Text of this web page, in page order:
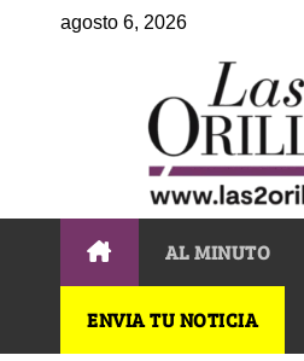
agosto 6, 2026
AL MINUTO
ENVIA TU NOTICIA